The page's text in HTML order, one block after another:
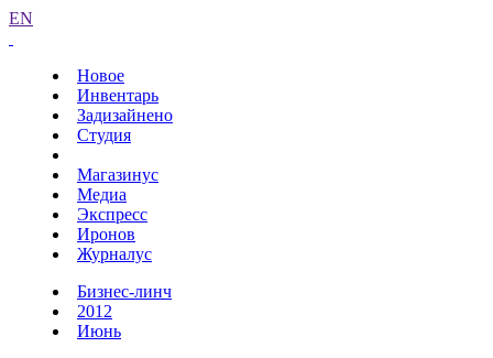
EN
Новое
Инвентарь
Задизайнено
Студия
Магазинус
Медиа
Экспресс
Иронов
Журналус
Бизнес-линч
2012
Июнь